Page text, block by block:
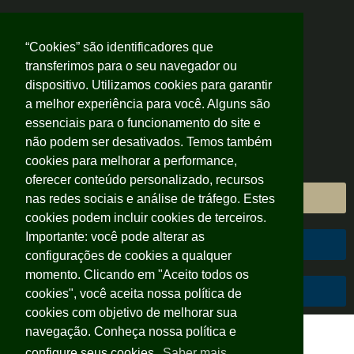
Área do Cliente
Área do Colaborador
Código de Conduta
“Cookies” são identificadores que
transferimos para o seu navegador ou
dispositivo. Utilizamos cookies para garantir
a melhor experiência para você. Alguns são
essenciais para o funcionamento do site e
não podem ser desativados. Temos também
cookies para melhorar a performance,
oferecer conteúdo personalizado, recursos
nas redes sociais e análise de tráfego. Estes
cookies podem incluir cookies de terceiros.
Importante: você pode alterar as
configurações de cookies a qualquer
momento. Clicando em "Aceito todos os
cookies", você aceita nossa política de
cookies com objetivo de melhorar sua
navegação. Conheça nossa política e